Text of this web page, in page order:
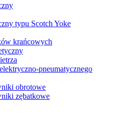
typu Scotch Yoke
krańcowych
pneumatycznego
obrotowe
zębatkowe